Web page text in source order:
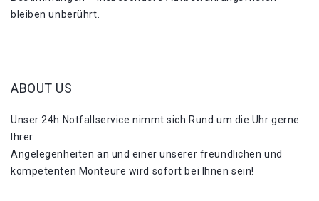
bleiben unberührt.
ABOUT US
Unser 24h Notfallservice nimmt sich Rund um die Uhr gerne
Ihrer
Angelegenheiten an und einer unserer freundlichen und
kompetenten Monteure wird sofort bei Ihnen sein!